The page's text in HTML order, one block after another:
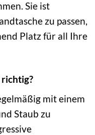
Sie ist
zu passen,
Platz für all Ihre
mit einem
Staub zu